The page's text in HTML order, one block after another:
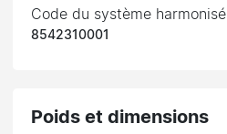
Code du système harmonisé
8542310001
Poids et dimensions